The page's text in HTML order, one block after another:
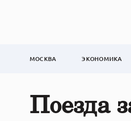
МОСКВА ЭКОНОМИКА
Поезда